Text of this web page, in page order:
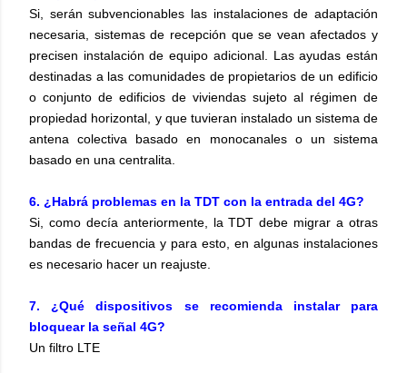
Si, serán subvencionables las instalaciones de adaptación
necesaria, sistemas de recepción que se vean afectados y
precisen instalación de equipo adicional. Las ayudas están
destinadas a las comunidades de propietarios de un edificio
o conjunto de edificios de viviendas sujeto al régimen de
propiedad horizontal, y que tuvieran instalado un sistema de
antena colectiva basado en monocanales o un sistema
basado en una centralita.
6. ¿Habrá problemas en la TDT con la entrada del 4G?
Si, como decía anteriormente, la TDT debe migrar a otras
bandas de frecuencia y para esto, en algunas instalaciones
es necesario hacer un reajuste.
7. ¿Qué dispositivos se recomienda instalar para
bloquear la señal 4G?
Un filtro LTE